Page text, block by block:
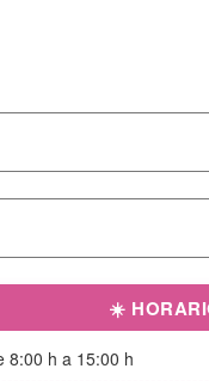
☀️
8:00 h a 15:00 h